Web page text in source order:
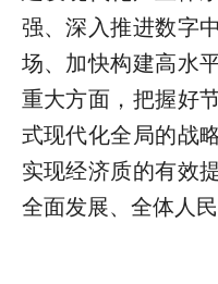
强、深入推进数字
场、加快构建高水
重大方面，把握好
式现代化全局的战
实现经济质的有效
全面发展、全体人